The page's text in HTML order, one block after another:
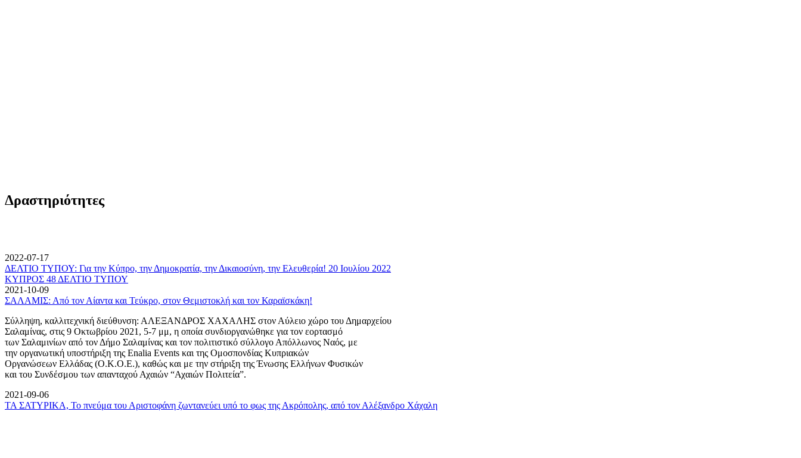
Δραστηριότητες
2022-07-17
ΔΕΛΤΙΟ ΤΥΠΟΥ: Για την Κύπρο, την Δημοκρατία, την Δικαιοσύνη, την Ελευθερία! 20 Ιουλίου 2022
ΚΥΠΡΟΣ 48 ΔΕΛΤΙΟ ΤΥΠΟΥ
2021-10-09
ΣΑΛΑΜΙΣ: Από τον Αίαντα και Τεύκρο, στον Θεμιστοκλή και τον Καραϊσκάκη!
Σύλληψη, καλλιτεχνική διεύθυνση: ΑΛΕΞΑΝΔΡΟΣ ΧΑΧΑΛΗΣ στον Αύλειο χώρο του Δημαρχείου
Σαλαμίνας, στις 9 Οκτωβρίου 2021, 5-7 μμ, η οποία συνδιοργανώθηκε για τον εορτασμό
των Σαλαμινίων από τον Δήμο Σαλαμίνας και τον πολιτιστικό σύλλογο Απόλλωνος Ναός, με
την οργανωτική υποστήριξη της Enalia Events και της Ομοσπονδίας Κυπριακών
Οργανώσεων Ελλάδας (Ο.Κ.Ο.Ε.), καθώς και με την στήριξη της Ένωσης Ελλήνων Φυσικών
και του Συνδέσμου των απανταχού Αχαιών “Αχαιών Πολιτεία”.
2021-09-06
ΤΑ ΣΑΤΥΡΙΚΑ, Το πνεύμα του Αριστοφάνη ζωντανεύει υπό το φως της Ακρόπολης, από τον Αλέξανδρο Χάχαλη